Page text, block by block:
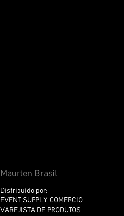
Maurten Brasil
Distribuído por:
EVENT SUPPLY COMERCIO
VAREJISTA DE PRODUTOS